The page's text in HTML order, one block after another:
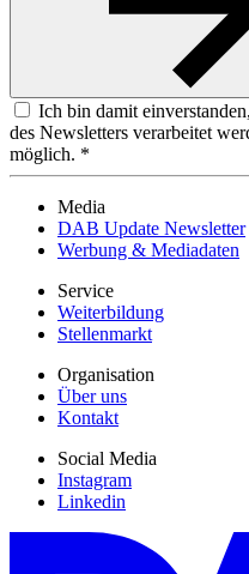
Ich bin damit
des Newsletters verarbeitet
möglich. *
Media
DAB Update Newsletter
Werbung & Mediadaten
Service
Weiterbildung
Stellenmarkt
Organisation
Über uns
Kontakt
Social Media
Instagram
Linkedin